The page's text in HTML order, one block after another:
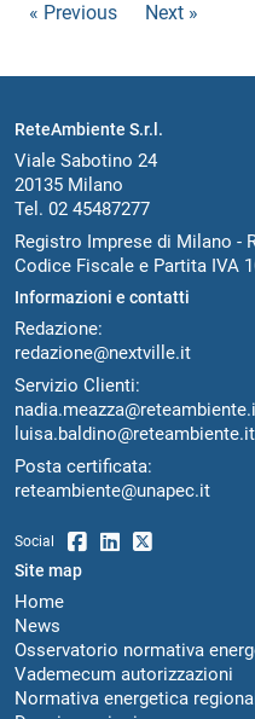
« Previous Next »
ReteAmbiente S.r.l.
Viale Sabotino 24
20135 Milano
Tel. 02 45487277
Registro Imprese di Milano -
Codice Fiscale e Partita IVA
Informazioni e contatti
Redazione:
redazione@nextville.it
Servizio Clienti:
luisa.baldino@reteambiente.it
Posta certificata:
reteambiente@unapec.it
Social
Site map
Home
News
Osservatorio normativa
Vademecum autorizzazioni
Normativa energetica